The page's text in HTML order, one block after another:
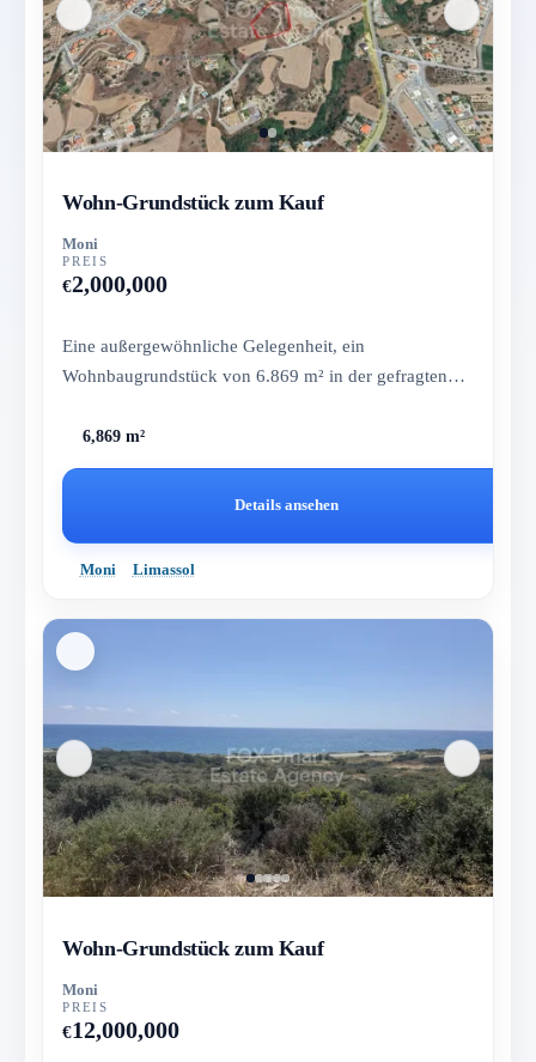
Wohn-Grundstück zum Kauf
Moni
PREIS
€2,000,000
Eine außergewöhnliche Gelegenheit, ein
Wohnbaugrundstück von 6.869 m² in der gefragten
6,869 m²
Details ansehen
Moni Limassol
Wohn-Grundstück zum Kauf
Moni
PREIS
€12,000,000